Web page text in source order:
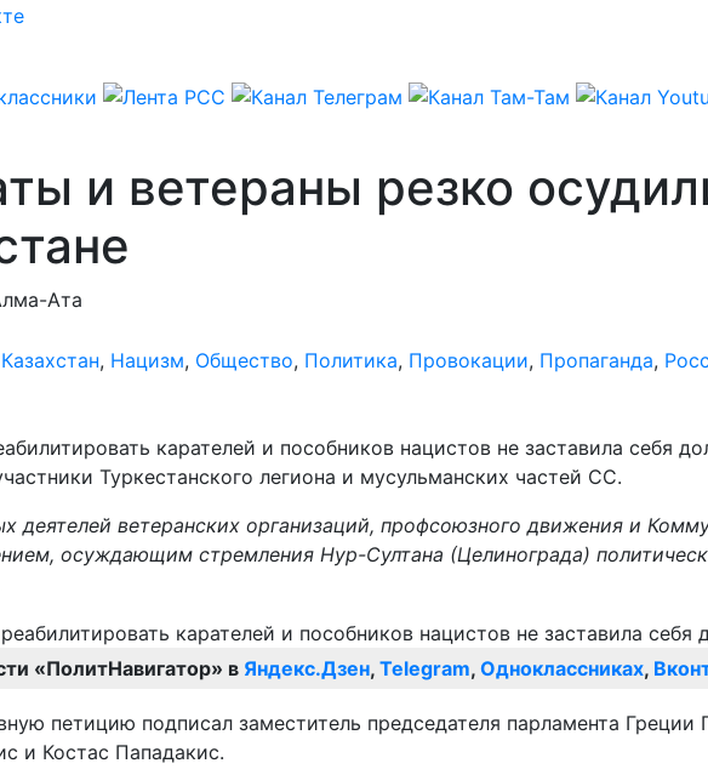
и ветераны резко
Ата
Казахстан, Нацизм, Общество, Политика, Провокации, Пропаганда,
карателей и пособников нацистов не заставила себя
Туркестанского легиона и мусульманских частей СС.
деятелей ветеранских организаций, профсоюзного движения и
осуждающим стремления Нур-Султана (Целинограда)
«ПолитНавигатор» в Яндекс.Дзен, Telegram, Одноклассниках,
петицию подписал заместитель председателя парламента Греции
и Костас Пападакис.